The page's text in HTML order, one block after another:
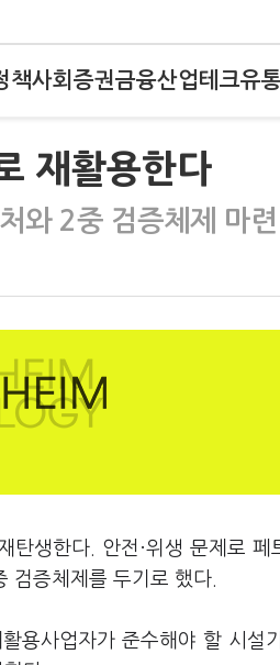
책사회 증권금융산업테크유
재활용한다
와 2중 검증체제 마련
탄생한다. 안전·위생 문제로 페
검증체제를 두기로 했다.
용사업자가 준수해야 할 시설